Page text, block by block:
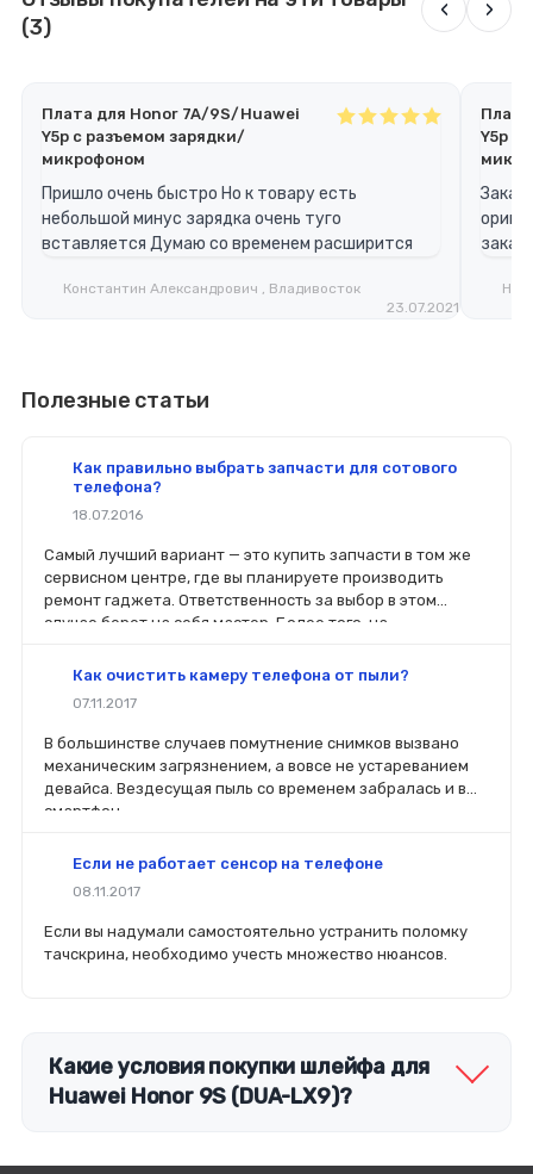
(3)
‹ ›
Плата для Honor 7A/9S/Huawei
Y5p с разъемом зарядки/
микрофоном
Пришло очень быстро Но к товару есть
небольшой минус зарядка очень туго
вставляется Думаю со временем расширится
Константин Александрович , Владивосток
23.07.2021
Y5p с
Заказ
Полезные статьи
Как правильно выбрать запчасти для сотового
телефона?
18.07.2016
Самый лучший вариант — это купить запчасти в том же
сервисном центре, где вы планируете производить
ремонт гаджета. Ответственность за выбор в этом
случае берет на себя мастер. Более того, на
вы планируете делать ремонт самостоятельно, то выбор
перед покупкой нового модуля старый был в руках. Так
легче сориентироваться в разъемах, элементах
крепления, электрических параметрах и прочих
характеристиках.
Как очистить камеру телефона от пыли?
07.11.2017
В большинстве случаев помутнение снимков вызвано
механическим загрязнением, а вовсе не устареванием
девайса. Вездесущая пыль со временем забралась и в
смартфон.
Если не работает сенсор на телефоне
08.11.2017
Если вы надумали самостоятельно устранить поломку
тачскрина, необходимо учесть множество нюансов.
Какие условия покупки шлейфа для
Huawei Honor 9S (DUA-LX9)?